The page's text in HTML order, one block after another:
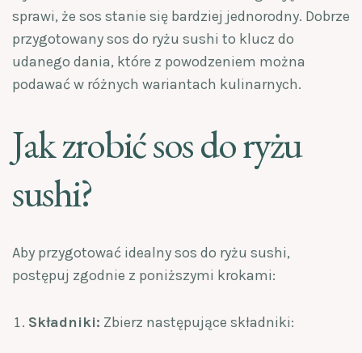
sprawi, że sos stanie się bardziej jednorodny. Dobrze
przygotowany sos do ryżu sushi to klucz do
udanego dania, które z powodzeniem można
podawać w różnych wariantach kulinarnych.
Jak zrobić sos do ryżu
sushi?
Aby przygotować idealny sos do ryżu sushi,
postępuj zgodnie z poniższymi krokami:
Składniki: Zbierz następujące składniki: